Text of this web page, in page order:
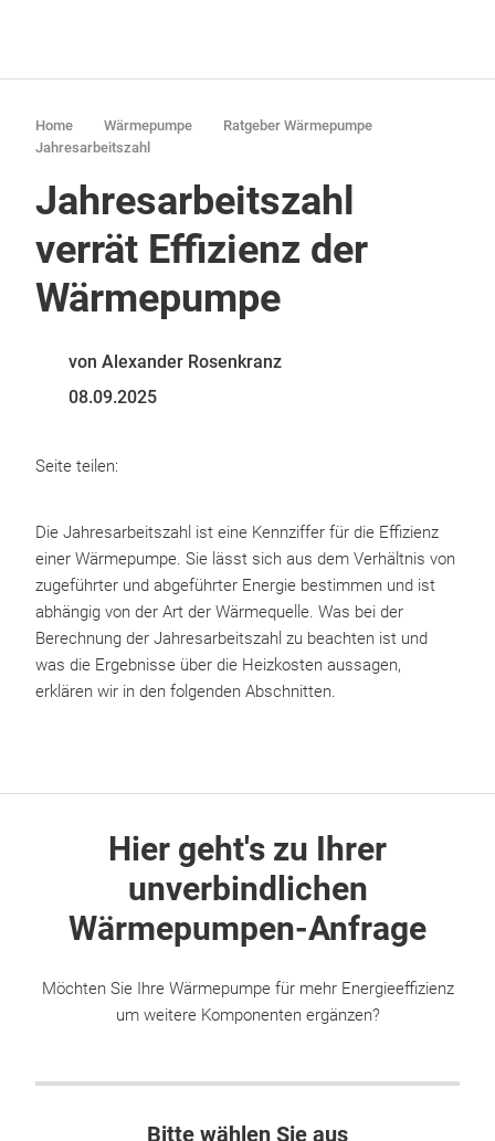
Home Wärmepumpe
Ratgeber Wärmepumpe
Jahresarbeitszahl
Jahresarbeitszahl
verrät Effizienz der
Wärmepumpe
von Alexander Rosenkranz
08.09.2025
Seite teilen:
Die Jahresarbeitszahl ist eine Kennziffer für die Effizienz
einer Wärmepumpe. Sie lässt sich aus dem Verhältnis von
zugeführter und abgeführter Energie bestimmen und ist
abhängig von der Art der Wärmequelle. Was bei der
Berechnung der Jahresarbeitszahl zu beachten ist und
was die Ergebnisse über die Heizkosten aussagen,
erklären wir in den folgenden Abschnitten.
Hier geht's zu Ihrer
unverbindlichen
Wärmepumpen-Anfrage
Möchten Sie Ihre Wärmepumpe für mehr Energieeffizienz
um weitere Komponenten ergänzen?
Bitte wählen Sie aus